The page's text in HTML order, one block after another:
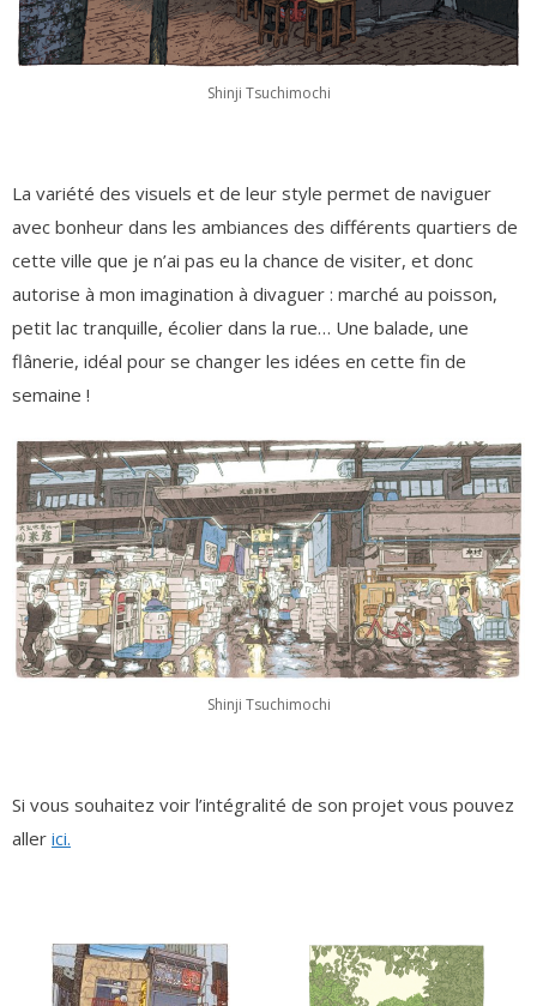
Shinji Tsuchimochi
La variété des visuels et de leur style permet de naviguer
avec bonheur dans les ambiances des différents quartiers de
cette ville que je n’ai pas eu la chance de visiter, et donc
autorise à mon imagination à divaguer : marché au poisson,
petit lac tranquille, écolier dans la rue… Une balade, une
flânerie, idéal pour se changer les idées en cette fin de
semaine !
Shinji Tsuchimochi
Si vous souhaitez voir l’intégralité de son projet vous pouvez
aller ici.